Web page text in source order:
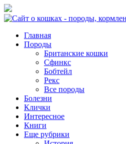
Главная
Породы
Британские кошки
Сфинкс
Бобтейл
Рекс
Все породы
Болезни
Клички
Интересное
Книги
Еще рубрики